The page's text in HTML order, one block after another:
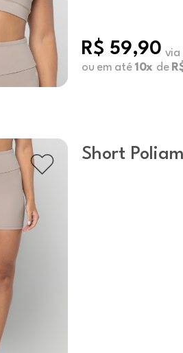
R$ 59,90 via
ou em até 10x de
Short